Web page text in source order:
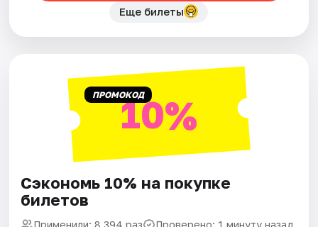
Еще билеты
ПРОМОКОД10%
Сэкономь 10% на покупке
билетов
Применили: 8 394 раз Проверено: 1 минуту назад